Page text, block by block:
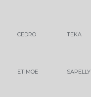
CEDRO TEKA
ETIMOE SAPELLY